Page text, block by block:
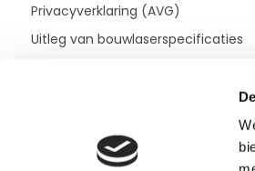
Privacyverklaring (AVG)
Uitleg van bouwlaserspecificaties